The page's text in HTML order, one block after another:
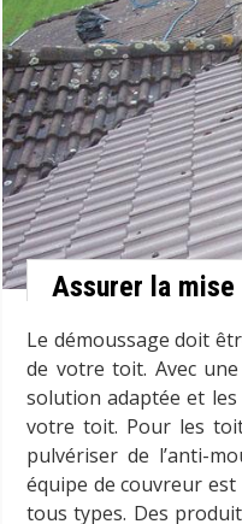
Assurer la
Le démoussage doit
de votre toit. Avec
solution adaptée et les
votre toit. Pour les
pulvériser de l’anti-
équipe de couvreur
tous types. Des